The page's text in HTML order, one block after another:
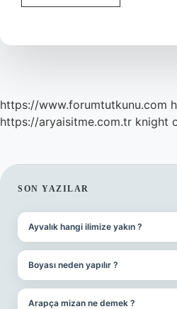
Mi
Mı
https://www.forumtutkunu.com
https://aryaisitme.com.tr knight
SIDEBAR
SON YAZILAR
Ayvalık hangi ilimize yakın ?
Boyası neden yapılır ?
Arapça mizan ne demek ?